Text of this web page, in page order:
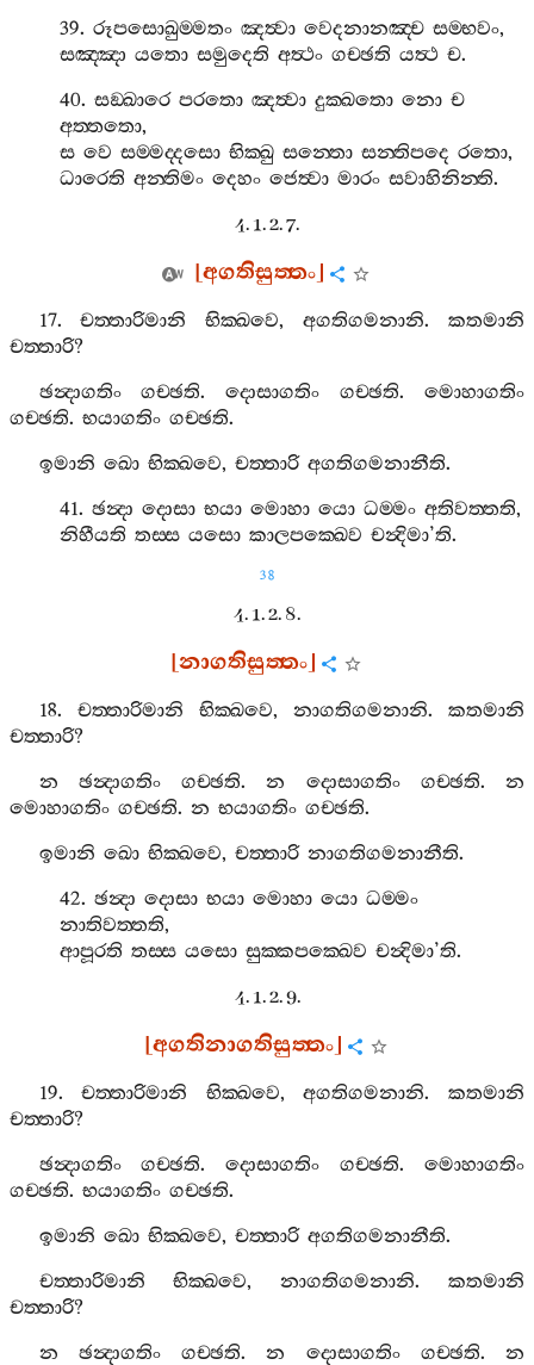
39.රූපසොඛුම‍්මතං ඤත්‍වා වෙදනානඤ‍්ච සම‍්භවං,
සඤ‍්ඤා යතො සමුදෙති අත්‍ථං ගච‍්ඡති යත්‍ථ ච.
40.සඞ‍්ඛාරෙ පරතො ඤත්‍වා දුක‍්ඛතො නො ච
අත‍්තතො,
ස වෙ සම‍්මද‍්දසො භික‍්ඛු සන‍්තො සන‍්තිපදෙ රතො,
ධාරෙති අන‍්තිමං දෙහං ජෙත්‍වා මාරං සවාහිනින‍්ති.
4. 1. 2. 7.
[අගතිසුත‍්තං]
17.චත‍්තාරිමානි භික‍්ඛවෙ,අගතිගමනානි. කතමානි
චත‍්තාරි?
ඡන්‍දාගතිං
ගච‍්ඡති.දොසාගතිං ගච‍්ඡති. මොහාගතිං
ගච‍්ඡති. භයාගතිං ගච‍්ඡති.
ඉමානි ඛො භික‍්ඛවෙ, චත‍්තාරි අගතිගමනානීති.
41.ඡන්‍දා දොසා භයා මොහා යො ධම‍්මං අතිවත‍්තති,
නිහීයති තස‍්ස යසො කාලපක‍්ඛෙව චන්‍දිමා’ති.
38
4. 1. 2. 8.
[නාගතිසුත‍්තං]
18. චත‍්තාරිමානි භික‍්ඛවෙ, නාගතිගමනානි. කතමානි
චත‍්තාරි?
න
ඡන්‍දාගතිං ගච‍්ඡති.න දොසාගතිං ගච‍්ඡති.න
මොහාගතිං ගච‍්ඡති. න භයාගතිං ගච‍්ඡති.
ඉමානි ඛො භික‍්ඛවෙ, චත‍්තාරි නාගතිගමනානීති.
42.ඡන්‍දා දොසා භයා මොහා යො ධම‍්මං
නාතිවත‍්තති,
ආපූරති තස‍්ස යසො සුක‍්කපක‍්ඛෙව චන්‍දිමා’ති.
4. 1. 2. 9.
[අගතිනාගතිසුත‍්තං]
19.චත‍්තාරිමානි භික‍්ඛවෙ,අගතිගමනානි. කතමානි
චත‍්තාරි?
ඡන්‍දාගතිං
ගච‍්ඡති.දොසාගතිං ගච‍්ඡති. මොහාගතිං
ගච‍්ඡති. භයාගතිං ගච‍්ඡති.
ඉමානි ඛො භික‍්ඛවෙ, චත‍්තාරි අගතිගමනානීති.
චත‍්තාරිමානි
භික‍්ඛවෙ,නාගතිගමනානි.කතමානි
චත‍්තාරි?
න
ඡන්‍දාගතිං ගච‍්ඡති.න දොසාගතිං ගච‍්ඡති.න